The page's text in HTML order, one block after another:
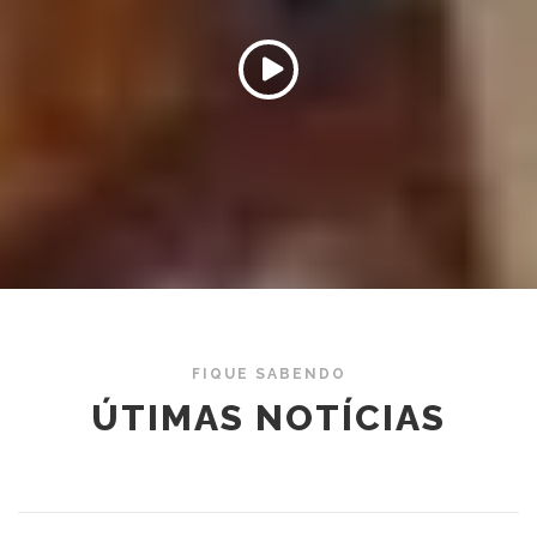
FIQUE SABENDO
ÚTIMAS NOTÍCIAS